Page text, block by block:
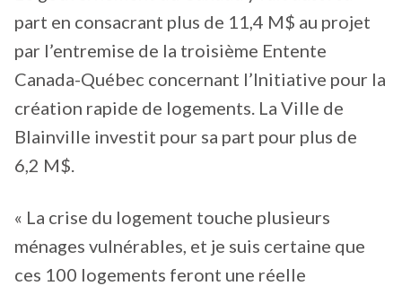
part en consacrant plus de 11,4 M$ au projet
par l’entremise de la troisième Entente
Canada-Québec concernant l’Initiative pour la
création rapide de logements. La Ville de
Blainville investit pour sa part pour plus de
6,2 M$.
« La crise du logement touche plusieurs
ménages vulnérables, et je suis certaine que
ces 100 logements feront une réelle